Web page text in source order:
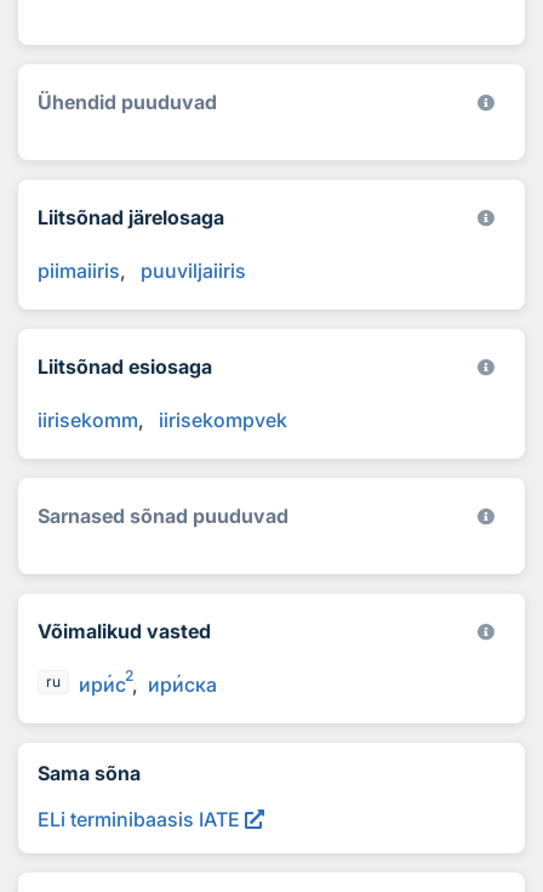
Ühendid puuduvad
Liitsõnad järelosaga
piimaiiris puuviljaiiris
Liitsõnad esiosaga
iirisekomm iirisekompvek
Sarnased sõnad puuduvad
Võimalikud vasted
ru ирис2 ириска
Sama sõna
ELi terminibaasis IATE